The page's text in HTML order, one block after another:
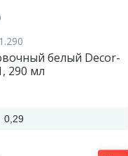
белый Decor-
290 мл
0,29